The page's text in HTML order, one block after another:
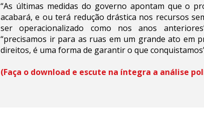
“As últimas medidas do governo apontam que o
acabará, e ou terá redução drástica nos recursos
ser operacionalizado como nos anos
“precisamos ir para as ruas em um grande ato em
direitos, é uma forma de garantir o que
(Faça o download e escute na íntegra a análise